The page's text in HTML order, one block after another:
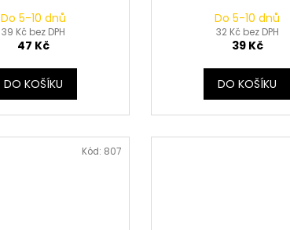
Do 5-10 dnů
39 Kč bez DPH
47 Kč
DO KOŠÍKU
Do 5-10 dnů
32 Kč bez DPH
39 Kč
DO KOŠÍKU
Kód: 807